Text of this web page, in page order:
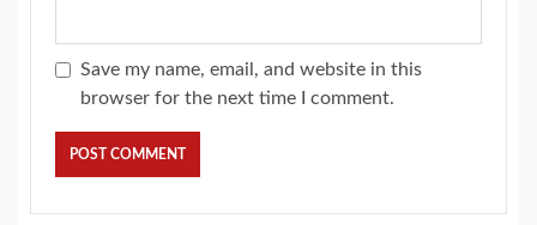
Save my name, email, and website in this
browser for the next time I comment.